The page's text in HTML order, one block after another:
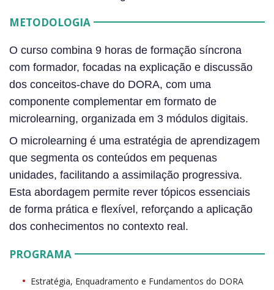
METODOLOGIA
O curso combina 9 horas de formação síncrona
com formador, focadas na explicação e discussão
dos conceitos-chave do DORA, com uma
componente complementar em formato de
microlearning, organizada em 3 módulos digitais.
O microlearning é uma estratégia de aprendizagem
que segmenta os conteúdos em pequenas
unidades, facilitando a assimilação progressiva.
Esta abordagem permite rever tópicos essenciais
de forma prática e flexível, reforçando a aplicação
dos conhecimentos no contexto real.
PROGRAMA
Estratégia, Enquadramento e Fundamentos do DORA